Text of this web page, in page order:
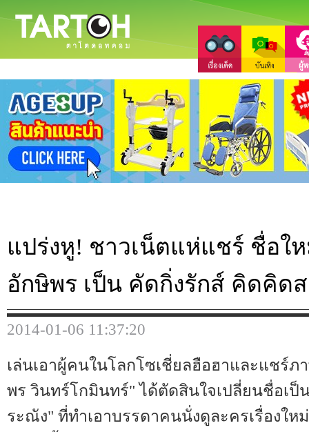
แปร่งหู! ชาวเน็ตแห่แชร์ ชื่อใ
อักษิพร เป็น คัดกิ่งรักส์ คิดคิด
2014-01-06 11:37:20
เล่นเอาผู้คนในโลกโซเชี่ยลฮือฮาและแชร์ภ
พร วินทร์โกมินทร์" ได้ตัดสินใจเปลี่ยนชื่อเ
ระณัง" ที่ทำเอาบรรดาคนนั่งดูละครเรื่องใ